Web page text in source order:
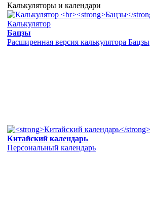
Калькуляторы и календари
Калькулятор
Бацзы
Расширенная версия калькулятора Бацзы
Китайский календарь
Персональный календарь